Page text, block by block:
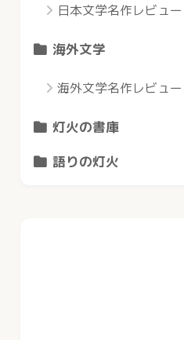
日本文学名作レビュー
海外文学
海外文学名作レビュー
灯火の書庫
語りの灯火